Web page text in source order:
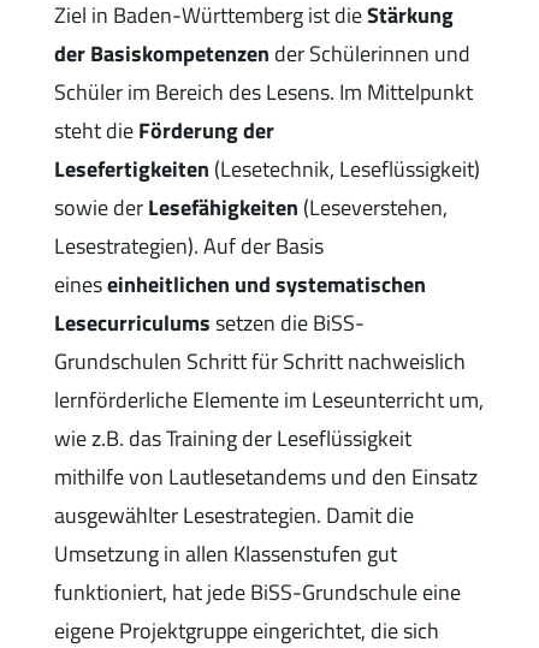
Ziel in Baden-Württemberg ist dieStärkung
der Basiskompetenzen der Schülerinnen und
Schüler im Bereich des Lesens. Im Mittelpunkt
steht dieFörderung der
Lesefertigkeiten (Lesetechnik, Leseflüssigkeit)
sowie derLesefähigkeiten (Leseverstehen,
Lesestrategien). Auf der Basis
eineseinheitlichen und systematischen
Lesecurriculumssetzen die BiSS-
Grundschulen Schritt für Schritt nachweislich
lernförderliche Elemente im Leseunterricht um,
wie z.B. das Training der Leseflüssigkeit
mithilfe von Lautlesetandems und den Einsatz
ausgewählter Lesestrategien. Damit die
Umsetzung in allen Klassenstufen gut
funktioniert, hat jede BiSS-Grundschule eine
eigene Projektgruppe eingerichtet, die sich